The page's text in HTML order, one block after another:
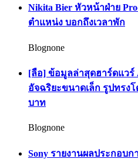
Nikita Bier หัวหน้าฝ่าย
ตำแหน่ง บอกถึงเวลาพัก
Blognone
[ลือ] ข้อมูลล่าสุดฮาร์ดแวร์
อัจฉริยะขนาดเล็ก รูปทร
บาท
Blognone
Sony รายงานผลประกอบ